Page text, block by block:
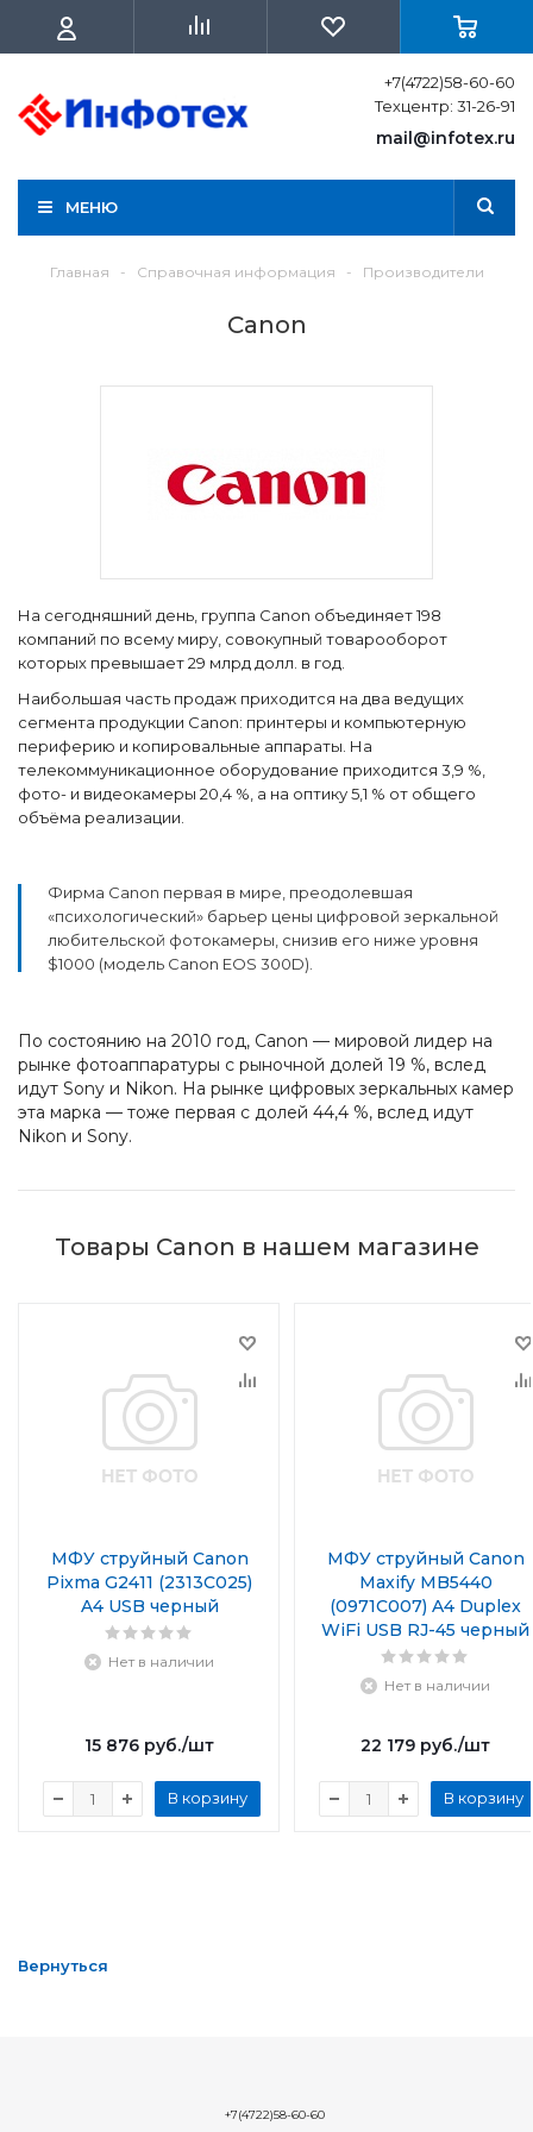
+7(4722)58-60-60
Техцентр: 31-26-91
mail@infotex.ru
МЕНЮ
Главная - Справочная информация - Производители
Canon
На сегодняшний день, группа Canon объединяет 198
компаний по всему миру, совокупный товарооборот
которых превышает 29 млрд долл. в год.
Наибольшая часть продаж приходится на два ведущих
сегмента продукции Canon: принтеры и компьютерную
периферию и копировальные аппараты. На
телекоммуникационное оборудование приходится 3,9 %,
фото- и видеокамеры 20,4 %, а на оптику 5,1 % от общего
объёма реализации.
Фирма Canon первая в мире, преодолевшая
«психологический» барьер цены цифровой зеркальной
любительской фотокамеры, снизив его ниже уровня
$1000 (модель Canon EOS 300D).
По состоянию на 2010 год, Canon — мировой лидер на
рынке фотоаппаратуры c рыночной долей 19 %, вслед
идут Sony и Nikon. На рынке цифровых зеркальных камер
эта марка — тоже первая с долей 44,4 %, вслед идут
Nikon и Sony.
Товары Canon в нашем магазине
МФУ струйный Canon
Pixma G2411 (2313C025)
A4 USB черный
Нет в наличии
15 876 руб./шт
В корзину
МФУ струйный Canon
Maxify MB5440
(0971C007) A4 Duplex
WiFi USB RJ-45 черный
Нет в наличии
22 179 руб./шт
В корзину
Вернуться
+7(4722)58-60-60